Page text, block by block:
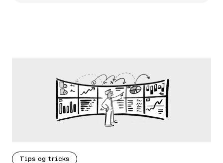
Tips og tricks